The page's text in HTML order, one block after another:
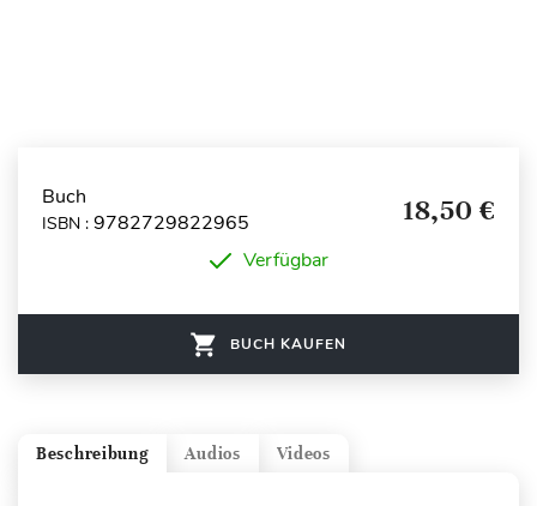
Buch
ISBN : 9782729822965 18,50 €
Verfügbar
BUCH KAUFEN
Videos
Audios
Beschreibung